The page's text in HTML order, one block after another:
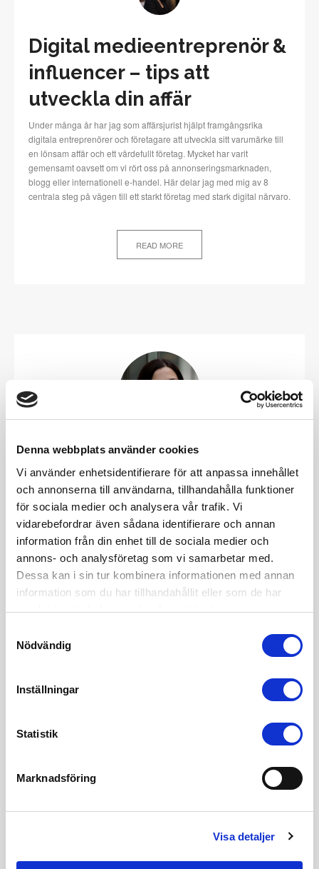
Denna webbplats använder cookies
Vi använder enhetsidentifierare för att anpassa innehållet
och annonserna till användarna, tillhandahålla funktioner
för sociala medier och analysera vår trafik. Vi
vidarebefordrar även sådana identifierare och annan
information från din enhet till de sociala medier och
annons- och analysföretag som vi samarbetar med.
Dessa kan i sin tur kombinera informationen med annan
information som du har tillhandahållit eller som de har
samlat in när du har använt deras tjänster.
Nödvändig
Inställningar
Statistik
Marknadsföring
Visa detaljer
Digital medieentreprenör &
influencer – tips att
utveckla din affär
Under många år har jag som affärsjurist hjälpt framgångsrika
digitala entreprenörer och företagare att utveckla sitt varumärke till
en lönsam affär och ett värdefullt företag. Mycket har varit
gemensamt oavsett om vi rört oss på annonseringsmarknaden,
blogg eller internationell e-handel. Här delar jag med mig av 8
centrala steg på vägen till ett starkt företag med stark digital närvaro.
READ MORE
Hej!
Mitt namn är Sofia Edvardsen och jag är grundare av
juristbyrån Sharp Cookie Advisors och är en vass
affärsjurist inom internetjuridik & startupjuridik. Vill du också
anlita mig och mitt team? Du når oss på 08 - 12 44 33 50
och info(a)sharpcookie.se
Behöver du affärsjuridiskt stöd?